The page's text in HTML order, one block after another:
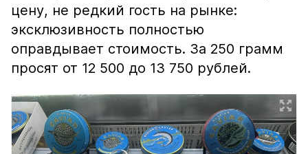
цену, не редкий гость на рынке:
эксклюзивность полностью
оправдывает стоимость. За 250 грамм
просят от 12 500 до 13 750 рублей.